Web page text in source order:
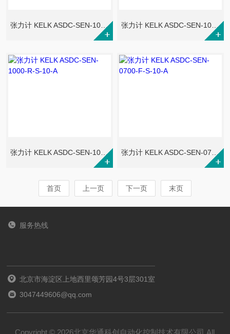
张力计 KELK ASDC-SEN-1000-F-S-20-A 张力计 KELK ASDC-SEN-1000-F-S-10-A
张力计 KELK ASDC-SEN-1000-R-S-10-A 张力计 KELK ASDC-SEN-0700-F-S-10-A
首页 上一页 下一页 末页
服务热线
北京市海淀区上地西里颂芳园4号3层301室
3047449606@qq.com